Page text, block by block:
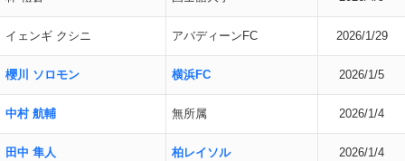
イェンギ クシニ アバディーンFC 2026/1/29
櫻川 ソロモン 横浜FC 2026/1/5
中村 航輔 無所属 2026/1/4
田中 隼人 柏レイソル 2026/1/4